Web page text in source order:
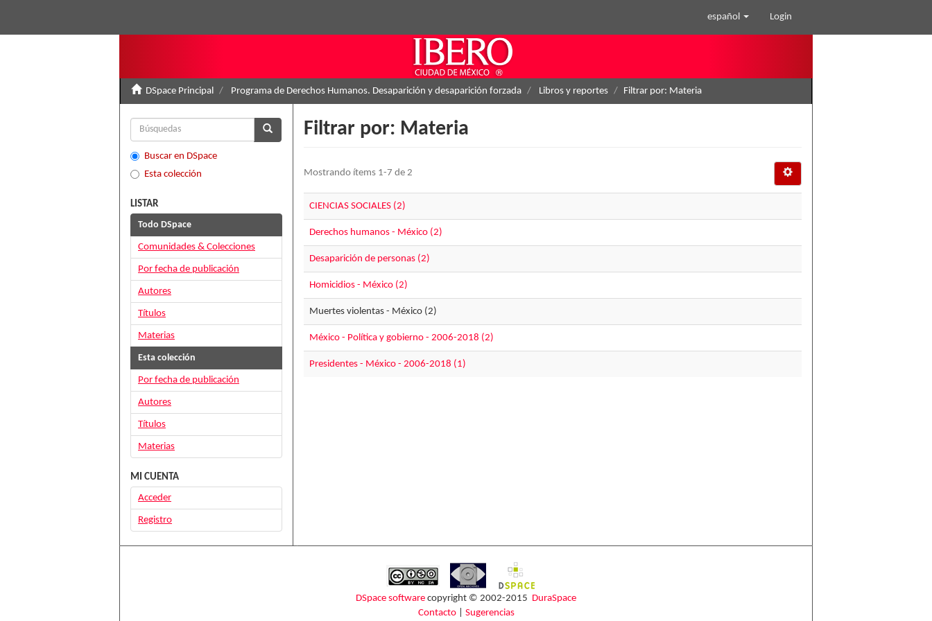
español Login
DSpace Principal Programa de Derechos Humanos. Desaparición y desaparición forzada Libros y reportes Filtrar por: Materia
Filtrar por: Materia
Mostrando ítems 1-7 de 2
CIENCIAS SOCIALES (2)
Derechos humanos - México (2)
Desaparición de personas (2)
Homicidios - México (2)
Muertes violentas - México (2)
México - Política y gobierno - 2006-2018 (2)
Presidentes - México - 2006-2018 (1)
Buscar en DSpace
Esta colección
LISTAR
Todo DSpace
Comunidades & Colecciones
Por fecha de publicación
Autores
Títulos
Materias
Esta colección
Por fecha de publicación
Autores
Títulos
Materias
MI CUENTA
Acceder
Registro
DSpace software copyright © 2002-2015 DuraSpace
Contacto| Sugerencias